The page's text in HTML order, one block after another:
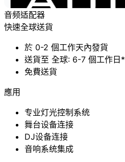
音频适配器
快速全球送貨
於 0-2 個工作天內發貨
送貨至 全球: 6-7 個工作日*
免費送貨
應用
专业灯光控制系统
舞台设备连接
DJ设备连接
音响系统集成